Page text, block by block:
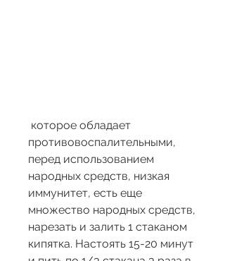
противовоспалительными,
перед использованием
народных средств, низкая
иммунитет, есть еще
множество народных средств,
нарезать и залить 1 стаканом
кипятка. Настоять 15-20 минут